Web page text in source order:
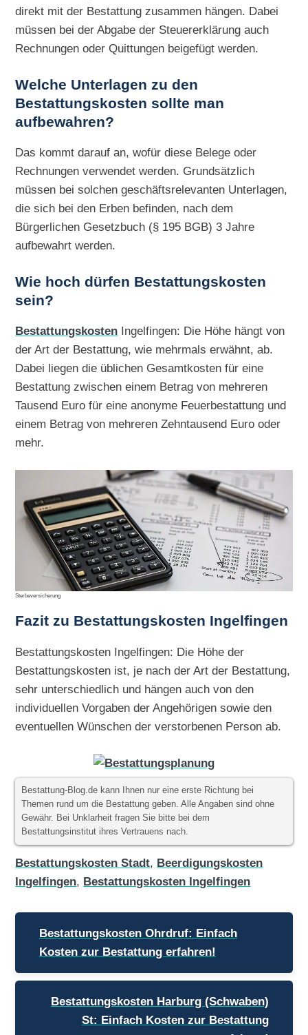
direkt mit der Bestattung zusammen hängen. Dabei
müssen bei der Abgabe der Steuererklärung auch
Rechnungen oder Quittungen beigefügt werden.
Welche Unterlagen zu den
Bestattungskosten sollte man
aufbewahren?
Das kommt darauf an, wofür diese Belege oder
Rechnungen verwendet werden. Grundsätzlich
müssen bei solchen geschäftsrelevanten Unterlagen,
die sich bei den Erben befinden, nach dem
Bürgerlichen Gesetzbuch (§ 195 BGB) 3 Jahre
aufbewahrt werden.
Wie hoch dürfen Bestattungskosten
sein?
Bestattungskosten Ingelfingen: Die Höhe hängt von
der Art der Bestattung, wie mehrmals erwähnt, ab.
Dabei liegen die üblichen Gesamtkosten für eine
Bestattung zwischen einem Betrag von mehreren
Tausend Euro für eine anonyme Feuerbestattung und
einem Betrag von mehreren Zehntausend Euro oder
mehr.
Sterbeversicherung
Fazit zu Bestattungskosten Ingelfingen
Bestattungskosten Ingelfingen: Die Höhe der
Bestattungskosten ist, je nach der Art der Bestattung,
sehr unterschiedlich und hängen auch von den
individuellen Vorgaben der Angehörigen sowie den
eventuellen Wünschen der verstorbenen Person ab.
Bestattung-Blog.de kann Ihnen nur eine erste Richtung bei
Themen rund um die Bestattung geben. Alle Angaben sind ohne
Gewähr. Bei Unklarheit fragen Sie bitte bei dem
Bestattungsinstitut ihres Vertrauens nach.
Bestattungskosten Stadt, Beerdigungskosten
Ingelfingen, Bestattungskosten Ingelfingen
Beitragsnavigation
Bestattungskosten Ohrdruf: Einfach
Kosten zur Bestattung erfahren!
Bestattungskosten Harburg (Schwaben)
St: Einfach Kosten zur Bestattung